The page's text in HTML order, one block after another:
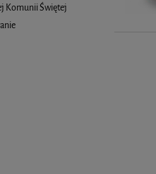
Komunii Świętej